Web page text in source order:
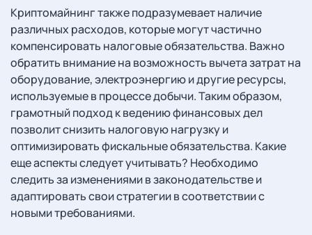
Криптомайнинг также подразумевает наличие
различных расходов, которые могут частично
компенсировать налоговые обязательства. Важно
обратить внимание на возможность вычета затрат на
оборудование, электроэнергию и другие ресурсы,
используемые в процессе добычи. Таким образом,
грамотный подход к ведению финансовых дел
позволит снизить налоговую нагрузку и
оптимизировать фискальные обязательства. Какие
еще аспекты следует учитывать? Необходимо
следить за изменениями в законодательстве и
адаптировать свои стратегии в соответствии с
новыми требованиями.